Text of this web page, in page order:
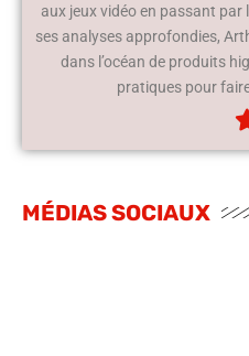
aux jeux vidéo en passant par
ses analyses approfondies,
dans l’océan de produits
pratiques pour
MÉDIAS SOCIAUX